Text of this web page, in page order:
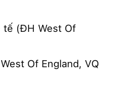
tế (ĐH West Of
Of England, VQ